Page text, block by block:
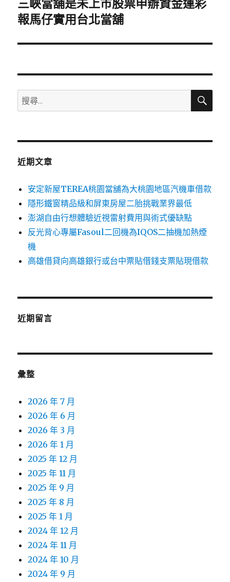
下
一
文
三峽當舖是未上市股票申辦資金運彩
報馬仔實用台北當舖
搜
尋
鍵
搜
近期文章
安定新屋TEREA桃園當舖為大桃園地區汽機車借款
隱形鐵窗精品級和屏東房屋二胎挑戰業界最低
澎湖自由行想體驗近視雷射費用與術式優缺點
反光背心專屬Fasoul二回機為IQOS二抽機加熱煙
機
高雄借貸向高雄銀行或台中票貼借錢支票貼現借款
近期留言
彙整
2026 年 7 月
2026 年 6 月
2026 年 3 月
2026 年 1 月
2025 年 12 月
2025 年 11 月
2025 年 9 月
2025 年 8 月
2025 年 1 月
2024 年 12 月
2024 年 11 月
2024 年 10 月
2024 年 9 月